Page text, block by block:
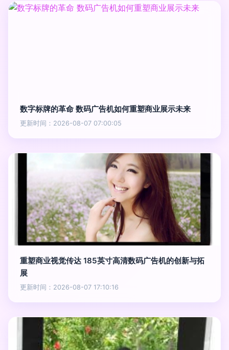
数字标牌的革命 数码广告机如何重塑商业展示未来
更新时间：2026-08-07 07:00:05
重塑商业视觉传达 185英寸高清数码广告机的创新与拓
展
更新时间：2026-08-07 17:10:16